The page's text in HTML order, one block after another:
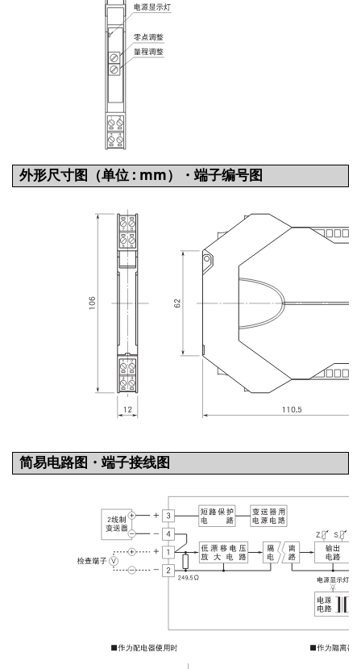
外形尺寸图（单位 : mm）・端子编号图
简易电路图・端子接线图